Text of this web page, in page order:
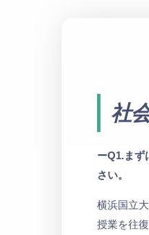
社
ーQ1.まず
さい。
横浜国立
授業を往